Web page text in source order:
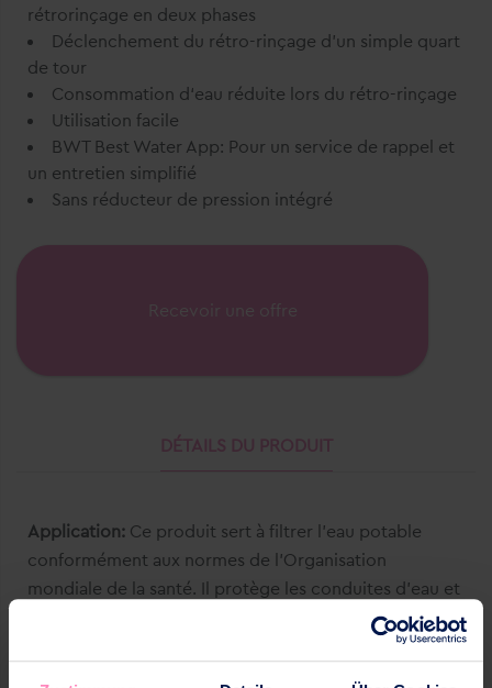
rétrorinçage en deux phases
Déclenchement du rétro-​rinçage d’un simple quart
de tour
Consommation d‘eau réduite lors du rétro-​rinçage
Utilisation facile
BWT Best Water App: Pour un service de rappel et
un entretien simplifié
Sans réducteur de pression intégré
Recevoir une offre
DÉTAILS DU PRODUIT
Application: Ce produit sert à filtrer l'eau potable
conformément aux normes de l'Organisation
mondiale de la santé. Il protège les conduites d'eau et
les éléments du système d'alimentation en eau qui y
sont raccordés contre les dysfonctionnements et les